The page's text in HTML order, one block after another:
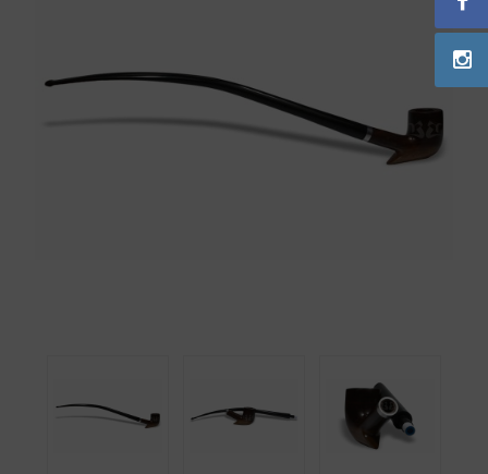
Suportes Bertoldi para Cachimbos
Blends Para Cachimbo
Blends Para Enrolar